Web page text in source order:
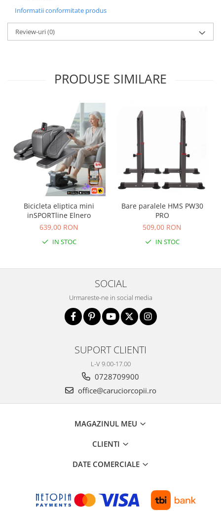
Informatii conformitate produs
Review-uri(0)
PRODUSE SIMILARE
Bicicleta eliptica mini
inSPORTline Elnero
639,00 RON
IN STOC
Bare paralele HMS PW30
PRO
509,00 RON
IN STOC
SOCIAL
Urmareste-ne in social media
SUPORT CLIENTI
L-V 9.00-17.00
0728709900
office@caruciorcopii.ro
MAGAZINUL MEU
CLIENTI
DATE COMERCIALE